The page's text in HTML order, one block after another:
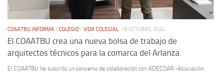
COAATBU INFORMA/ COLEGIO/ VIDA COLEGIAL 18 OCTUBRE, 2024
El COAATBU crea una nueva bolsa de trabajo de
arquitectos técnicos para la comarca del Arlanza.
El COAATBU ha suscrito un convenio de colaboración con ADECOAR -Asociación